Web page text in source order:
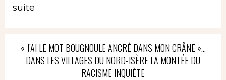
suite
« J’AI LE MOT BOUGNOULE ANCRÉ DANS MON CRÂNE »…
DANS LES VILLAGES DU NORD-ISÈRE LA MONTÉE DU
RACISME INQUIÈTE